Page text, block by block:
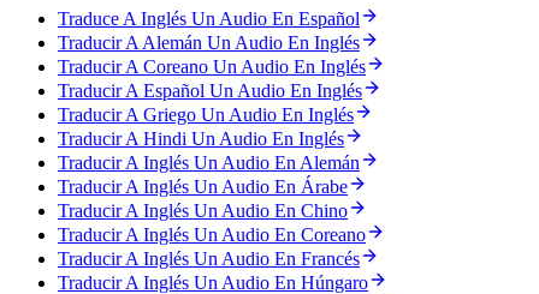
Traduce A Inglés Un Audio En Español
Traducir A Alemán Un Audio En Inglés
Traducir A Coreano Un Audio En Inglés
Traducir A Español Un Audio En Inglés
Traducir A Griego Un Audio En Inglés
Traducir A Hindi Un Audio En Inglés
Traducir A Inglés Un Audio En Alemán
Traducir A Inglés Un Audio En Árabe
Traducir A Inglés Un Audio En Chino
Traducir A Inglés Un Audio En Coreano
Traducir A Inglés Un Audio En Francés
Traducir A Inglés Un Audio En Húngaro